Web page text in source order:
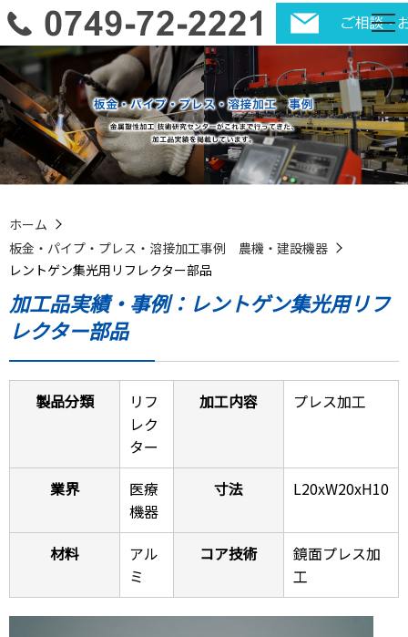
ホーム
板金・パイプ・プレス・溶接加工事例 農機・建設機器
レントゲン集光用リフレクター部品
加工品実績・事例：レントゲン集光用リフ
レクター部品
製品分類
リフ
レク
ター
加工内容 プレス加工
業界
医療
機器
寸法 L20xW20xH10
材料
アル
ミ
コア技術
鏡面プレス加
工